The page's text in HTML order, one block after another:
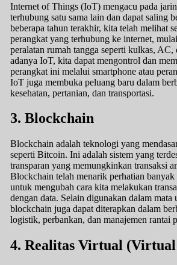
Internet of Things (IoT) mengacu pada
terhubung satu sama lain dan dapat saling
beberapa tahun terakhir, kita telah melihat
perangkat yang terhubung ke internet,
peralatan rumah tangga seperti kulkas, AC,
adanya IoT, kita dapat mengontrol dan
perangkat ini melalui smartphone atau
IoT juga membuka peluang baru dalam
kesehatan, pertanian, dan transportasi.
3. Blockchain
Blockchain adalah teknologi yang
seperti Bitcoin. Ini adalah sistem yang
transparan yang memungkinkan transaksi
Blockchain telah menarik perhatian banyak
untuk mengubah cara kita melakukan
dengan data. Selain digunakan dalam
blockchain juga dapat diterapkan dalam
logistik, perbankan, dan manajemen rantai
4. Realitas Virtual